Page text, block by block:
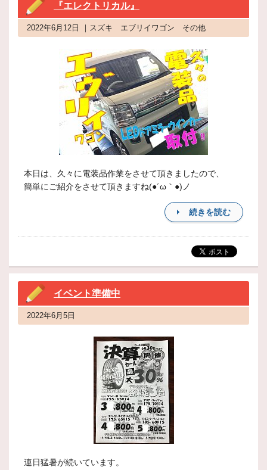
『エレクトリカル』
2022年6月12日 ｜スズキ エブリイワゴン その他
本日は、久々に電装品作業をさせて頂きましたので、
簡単にご紹介をさせて頂きますね(●´ω｀●)ノ
続きを読む
イベント準備中
2022年6月5日
連日猛暑が続いています。